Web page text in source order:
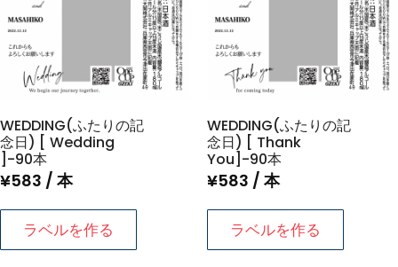
]-90
本
WEDDING(ふたりの記
念日) [ Wedding
]-90本
¥583 / 本
ラベルを作る
WEDDING(ふたりの記
念日) [ Thank
You]-90本
¥583 / 本
ラベルを作る